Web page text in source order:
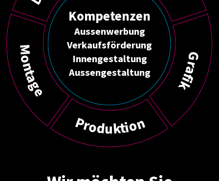
G
r
a
f
i
k
P
rodukti
on
M
o
n
t
a
g
e
Kompetenzen
Aussenwerbung
Verkaufsförderung
Innengestaltung
Aussengestaltung